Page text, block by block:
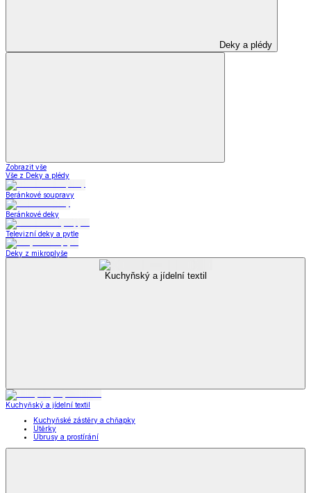
Deky a plédy
Zobrazit vše
Vše z Deky a plédy
Beránkové soupravy
Beránkové deky
Televizní deky a pytle
Deky z mikroplyše
Kuchyňský a jídelní textil
Kuchyňský a jídelní textil
Kuchyňské zástěry a chňapky
Utěrky
Ubrusy a prostírání